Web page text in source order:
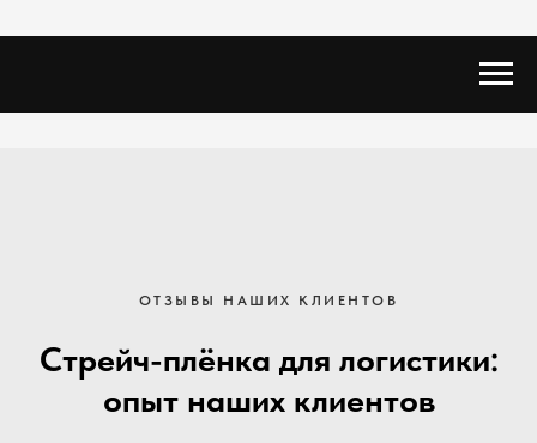
ОТЗЫВЫ НАШИХ КЛИЕНТОВ
Стрейч-плёнка для логистики:
опыт наших клиентов